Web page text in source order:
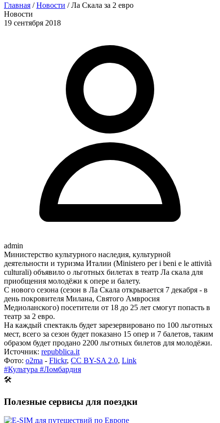
Главная / Новости / Ла Скала за 2 евро
Новости
19 сентября 2018
admin
Министерство культурного наследия, культурной
деятельности и туризма Италии (Ministero per i beni e le attività
culturali) объявило о льготных билетах в театр Ла скала для
приобщения молодёжи к опере и балету.
С нового сезона (сезон в Ла Скала открывается 7 декабря - в
день покровителя Милана, Святого Амвросия
Медиоланского) посетители от 18 до 25 лет смогут попасть в
театр за 2 евро.
На каждый спектакль будет зарезервировано по 100 льготных
мест, всего за сезон будет показано 15 опер и 7 балетов, таким
образом будет продано 2200 льготных билетов для молодёжи.
Источник: repubblica.it
Фото: o2ma - Flickr, CC BY-SA 2.0, Link
#Культура #Ломбардия
🛠
Полезные сервисы для поездки